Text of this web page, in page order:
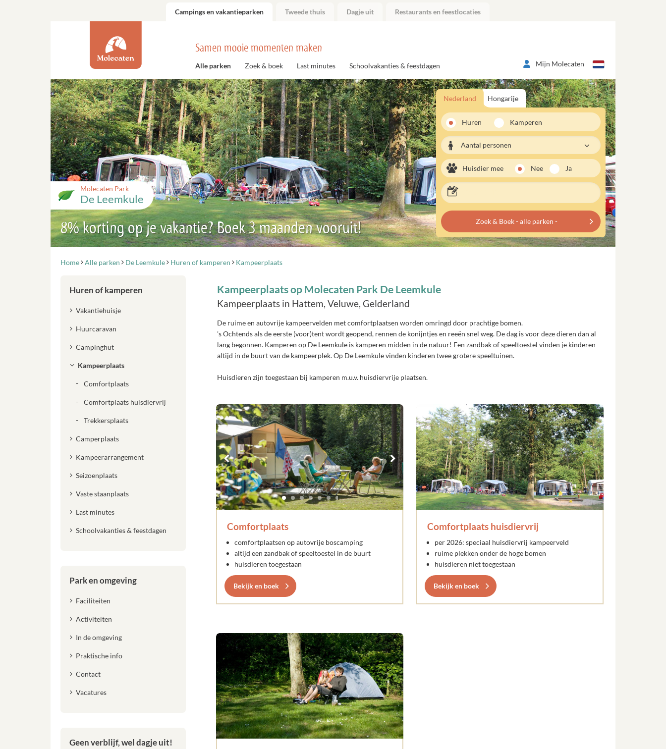
Campings en vakantieparken Tweede thuis Dagje uit Restaurants en feestlocaties
Samen mooie momenten maken
Alle parken Zoek & boek Last minutes Schoolvakanties & feestdagen Mijn Molecaten
Molecaten Park
De Leemkule
8% korting op je vakantie? Boek 3 maanden vooruit!
Nederland Hongarije
Huren Kamperen
Aantal personen
Huisdier mee Nee Ja
Zoek & Boek - alle parken -
Home Alle parken De Leemkule Huren of kamperen Kampeerplaats
Kampeerplaats op Molecaten Park De Leemkule
Kampeerplaats in Hattem, Veluwe, Gelderland
De ruime en autovrije kampeervelden met comfortplaatsen worden omringd door prachtige bomen.
's Ochtends als de eerste (voor)tent wordt geopend, rennen de konijntjes en reeën snel weg. De dag is voor deze dieren dan al
lang begonnen. Kamperen op De Leemkule is kamperen midden in de natuur! Een zandbak of speeltoestel vinden je kinderen
altijd in de buurt van de kampeerplek. Op De Leemkule vinden kinderen twee grotere speeltuinen.
Huisdieren zijn toegestaan bij kamperen m.u.v. huisdiervrije plaatsen.
Comfortplaats
comfortplaatsen op autovrije boscamping
altijd een zandbak of speeltoestel in de buurt
huisdieren toegestaan
Bekijk en boek
Comfortplaats huisdiervrij
per 2026: speciaal huisdiervrij kampeerveld
ruime plekken onder de hoge bomen
huisdieren niet toegestaan
Bekijk en boek
Huren of kamperen
Vakantiehuisje
Huurcaravan
Campinghut
Kampeerplaats
Comfortplaats
Comfortplaats huisdiervrij
Trekkersplaats
Camperplaats
Kampeerarrangement
Seizoenplaats
Vaste staanplaats
Last minutes
Schoolvakanties & feestdagen
Park en omgeving
Faciliteiten
Activiteiten
In de omgeving
Praktische info
Contact
Vacatures
Geen verblijf, wel dagje uit!